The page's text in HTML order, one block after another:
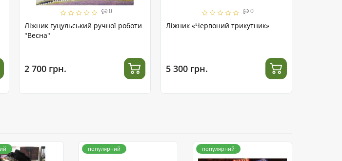
0
Ліжник гуцульський ручної роботи
"Весна"
2 700 грн.
0
Ліжник «Червоний трикутник»
5 300 грн.
популярний популярний